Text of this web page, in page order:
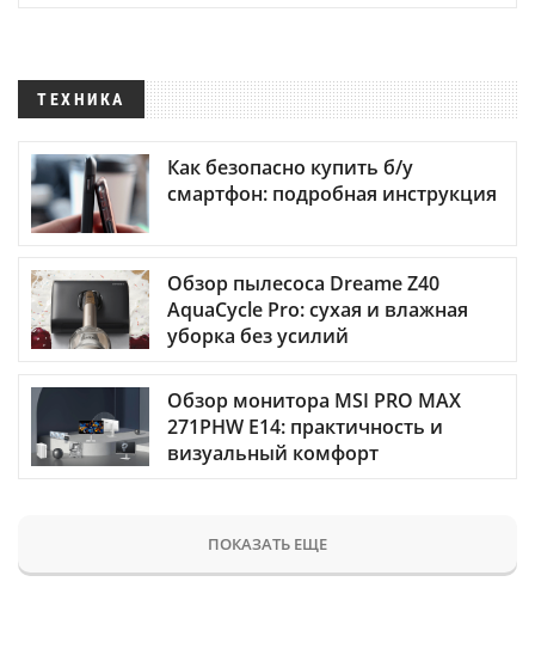
ТЕХНИКА
Как безопасно купить б/у
смартфон: подробная инструкция
Обзор пылесоса Dreame Z40
AquaCycle Pro: сухая и влажная
уборка без усилий
Обзор монитора MSI PRO MAX
271PHW E14: практичность и
визуальный комфорт
ПОКАЗАТЬ ЕЩЕ